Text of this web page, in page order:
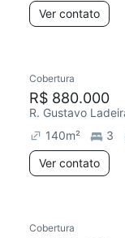
Ver contato
Cobertura
R$ 880.000
R. Gustavo
140m² 3
Ver contato
Cobertura